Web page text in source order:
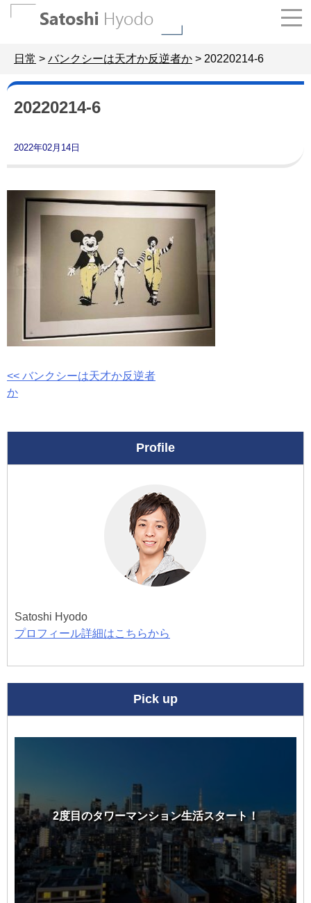
Skip
日常 > バンクシーは天才か反逆者か > 20220214-6
20220214-6
2022年02月14日
投
稿
ナ
<< バンクシーは天才か反逆者
か
Profile
Satoshi Hyodo
プロフィール詳細はこちらから
Pick up
2度目のタワーマンション生活スタート！